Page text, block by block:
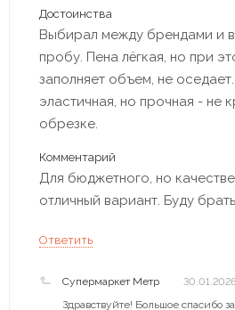
Достоинства
Выбирал между брендами и
пробу. Пена лёгкая, но при
заполняет объем, не
эластичная, но прочная - не
обрезке.
Комментарий
Для бюджетного, но
отличный вариант. Буду
Ответить
Супермаркет Метр
Здравствуйте! Большое спасибо